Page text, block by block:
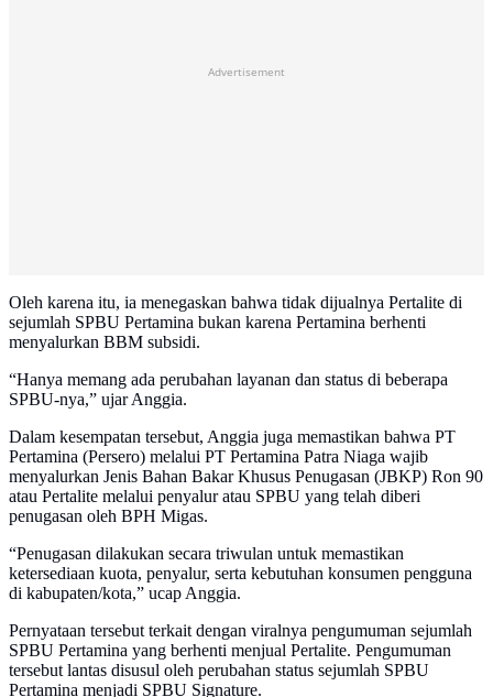
Advertisement
Oleh karena itu, ia menegaskan bahwa tidak dijualnya Pertalite di
sejumlah SPBU Pertamina bukan karena Pertamina berhenti
menyalurkan BBM subsidi.
“Hanya memang ada perubahan layanan dan status di beberapa
SPBU-nya,” ujar Anggia.
Dalam kesempatan tersebut, Anggia juga memastikan bahwa PT
Pertamina (Persero) melalui PT Pertamina Patra Niaga wajib
menyalurkan Jenis Bahan Bakar Khusus Penugasan (JBKP) Ron 90
atau Pertalite melalui penyalur atau SPBU yang telah diberi
penugasan oleh BPH Migas.
“Penugasan dilakukan secara triwulan untuk memastikan
ketersediaan kuota, penyalur, serta kebutuhan konsumen pengguna
di kabupaten/kota,” ucap Anggia.
Pernyataan tersebut terkait dengan viralnya pengumuman sejumlah
SPBU Pertamina yang berhenti menjual Pertalite. Pengumuman
tersebut lantas disusul oleh perubahan status sejumlah SPBU
Pertamina menjadi SPBU Signature.